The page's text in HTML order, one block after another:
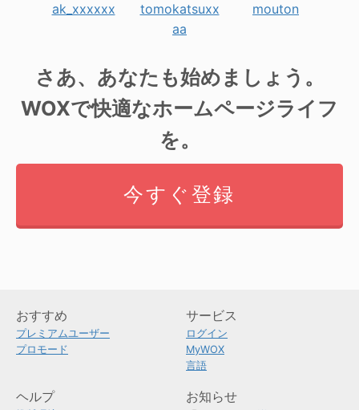
ak_xxxxxx
tomokatsuxx
aa
mouton
さあ、あなたも始めましょう。
WOXで快適なホームページライフ
を。
今すぐ登録
おすすめ
プレミアムユーザー
プロモード
サービス
ログイン
MyWOX
言語
ヘルプ お知らせ